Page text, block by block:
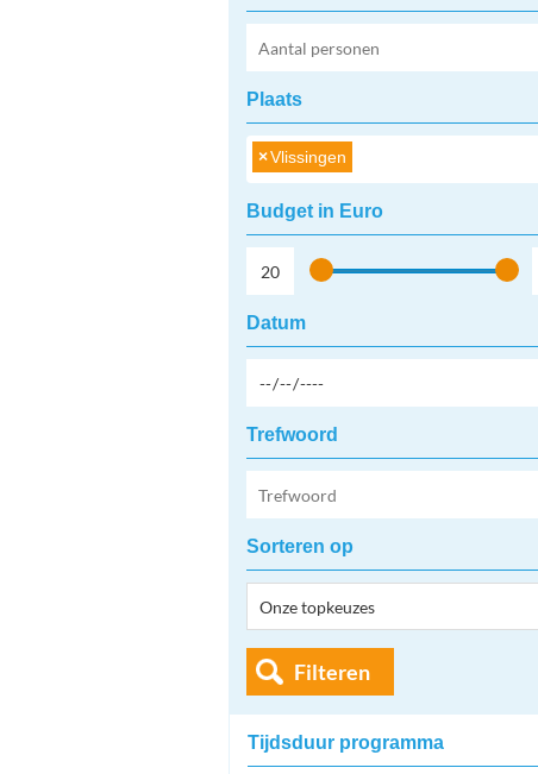
Plaats
×Vlissingen
Budget in Euro
Datum
Trefwoord
Sorteren op
Filteren
Tijdsduur programma